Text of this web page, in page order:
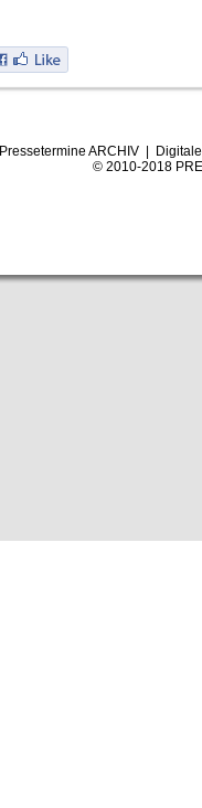
Pressetermine ARCHIV|
© 2010-2018